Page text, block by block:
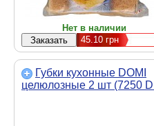
Нет в наличии
45.10 грн
Губки кухонные DOMI
целюлозные 2 шт (7250